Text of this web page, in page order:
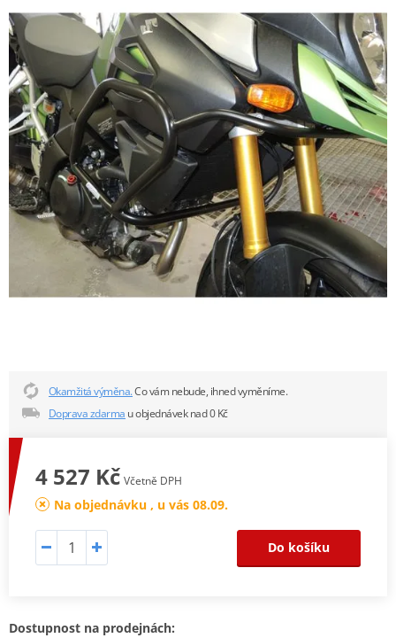
Okamžitá výměna.Co vám nebude, ihned vyměníme.
Doprava zdarma u objednávek nad 0 Kč
4 527 Kč Včetně DPH
Na objednávku , u vás 08.09.
Do košíku
Dostupnost na prodejnách: